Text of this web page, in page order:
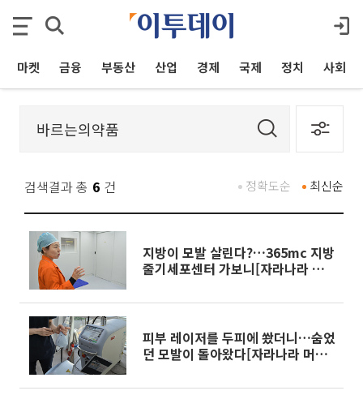
마켓 금융 부동산 산업 경제 국제 정치 사회
검색결과 총 6 건 최신순
정확도순
지방이 모발 살린다?…365mc 지방
줄기세포센터 가보니[자라나라 머
피부 레이저를 두피에 쐈더니…숨었
던 모발이 돌아왔다[자라나라 머리